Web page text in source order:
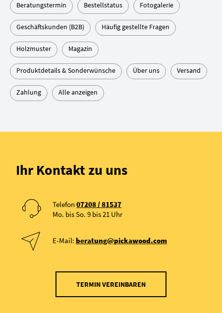
Beratungstermin Bestellstatus Fotogalerie
Geschäftskunden (B2B) Häufig gestellte Fragen
Holzmuster Magazin
Produktdetails & Sonderwünsche Über uns Versand
Zahlung Alle anzeigen
Ihr Kontakt zu uns
Telefon 07208 / 81537
Mo. bis So. 9 bis 21 Uhr
E-Mail: beratung@pickawood.com
TERMIN VEREINBAREN